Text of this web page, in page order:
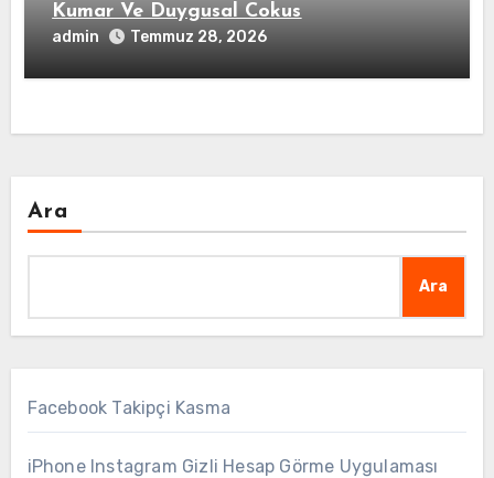
Kumar Ve Duygusal Cokus
admin Temmuz 28, 2026
Ara
Ara
Facebook Takipçi Kasma
iPhone Instagram Gizli Hesap Görme Uygulaması